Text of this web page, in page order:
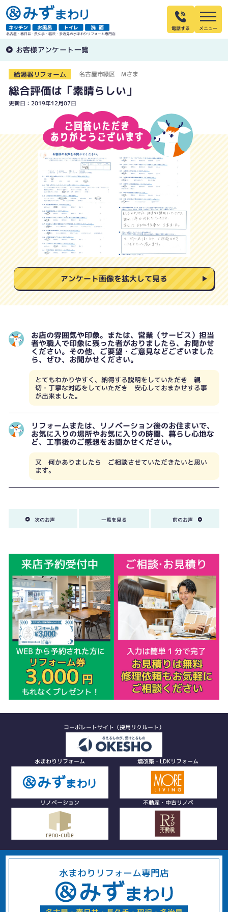
名古屋・春日井・長久手・稲沢・多治見の水まわりリフォーム専門店
電話する
お客様アンケート一覧
給湯器リフォーム 名古屋市緑区 Mさま
総合評価は「素晴らしい」
更新日：2019年12月07日
アンケート画像を拡大して見る
お店の雰囲気や印象。または、営業（サービス）担当
者や職人で印象に残った者がおりましたら、お聞かせ
ください。その他、ご要望・ご意見などございました
ら、ぜひ、お聞かせください。
とてもわかりやすく、納得する説明をしていただき 親
切・丁寧な対応をしていただき 安心しておまかせする事
が出来ました。
リフォームまたは、リノベーション後のお住まいで、
お気に入りの場所やお気に入りの時間、暮らし心地な
ど、工事後のご感想をお聞かせください。
又 何かありましたら ご相談させていただきたいと思い
ます。
次のお声 一覧を見る 前のお声
コーポレートサイト（採用リクルート）
水まわりリフォーム 増改築・LDKリフォーム
リノベーション 不動産・中古リノベ
水まわりリフォーム専門店